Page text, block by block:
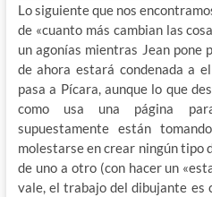
Lo siguiente que nos
de «cuanto más cambian las
un agonías mientras Jean pone
de ahora estará condenada a
pasa a Pícara, aunque lo que
como usa una página
supuestamente están
molestarse en crear ningún tipo
de uno a otro (con hacer un
vale, el trabajo del dibujante es